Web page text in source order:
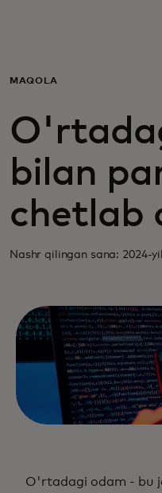
Biznes uchun
Butun dunyo
Innovatorlar
MAQOLA
bilan
chetlab
Nashr qilingan sana: 2024-
O'rtadagi odam - bu